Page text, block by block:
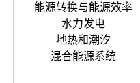
能源转换与能源效率
水力发电
地热和潮汐
混合能源系统